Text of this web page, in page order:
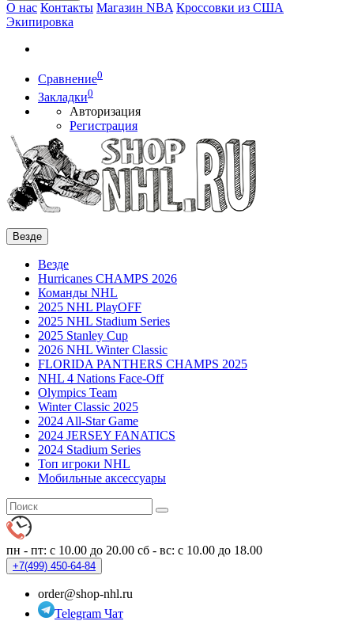
О нас Контакты Магазин NBA Кроссовки из США
Экипировка
Сравнение0
Закладки0
Авторизация
Регистрация
Везде
Везде
Hurricanes CHAMPS 2026
Команды NHL
2025 NHL PlayOFF
2025 NHL Stadium Series
2025 Stanley Cup
2026 NHL Winter Classic
FLORIDA PANTHERS CHAMPS 2025
NHL 4 Nations Face-Off
Olympics Team
Winter Classic 2025
2024 All-Star Game
2024 JERSEY FANATICS
2024 Stadium Series
Топ игроки NHL
Мобильные аксессуары
пн - пт: с 10.00 до 20.00 сб - вс: с 10.00 до 18.00
+7(499) 450-64-84
order@shop-nhl.ru
Telegram Чат